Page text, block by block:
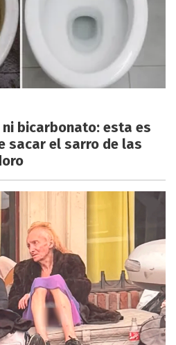
ni bicarbonato: esta es
sacar el sarro de las